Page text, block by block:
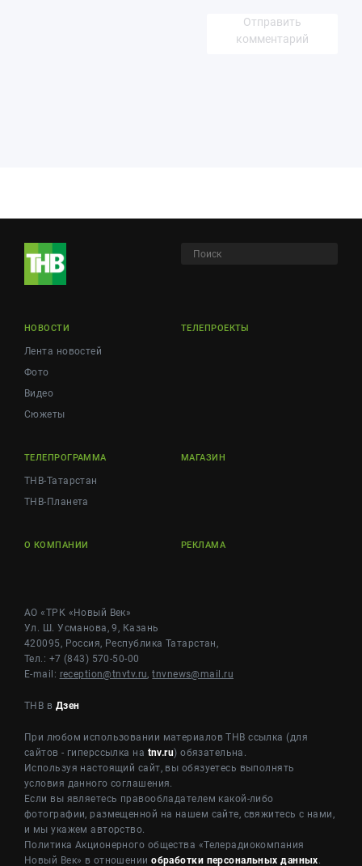
Отправить
комментарий
НОВОСТИ
Лента новостей
Фото
Видео
Сюжеты
ТЕЛЕПРОЕКТЫ
ТЕЛЕПРОГРАММА
ТНВ-Татарстан
ТНВ-Планета
МАГАЗИН
О КОМПАНИИ РЕКЛАМА
АО «ТРК «Новый Век»
Ул. Ш. Усманова, 9, Казань
420095, Россия, Республика Татарстан,
Тел.: +7 (843) 570-50-00
E-mail: reception@tnvtv.ru,tnvnews@mail.ru
ТНВ в Дзен
При любом использовании материалов ТНВ ссылка (для
сайтов - гиперссылка на tnv.ru) обязательна.
Используя настоящий сайт, вы обязуетесь выполнять
условия данного соглашения.
Если вы являетесь правообладателем какой-либо
фотографии, размещенной на нашем сайте, свяжитесь с нами,
и мы укажем авторство.
Политика Акционерного общества «Телерадиокомпания
Новый Век» в отношенииобработки персональных данных.